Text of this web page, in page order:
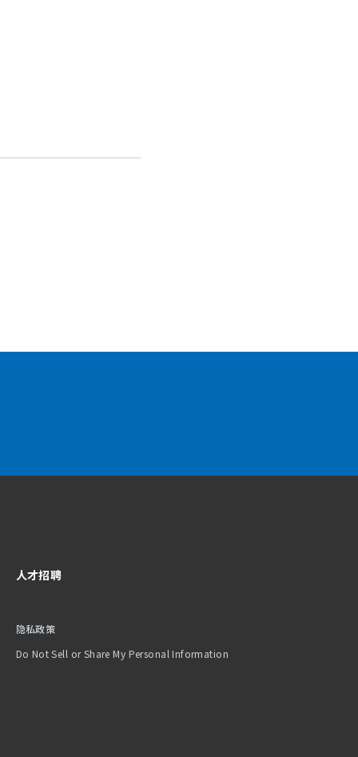
人才招聘
隐私政策
Do Not Sell or Share My Personal Information